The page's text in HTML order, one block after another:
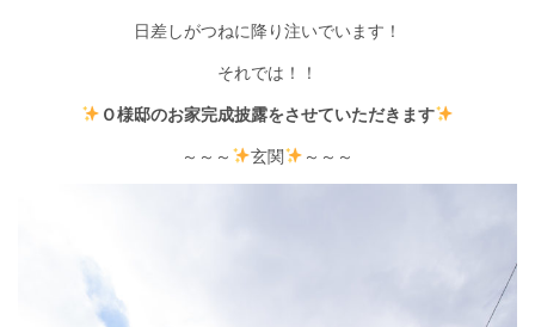
日差しがつねに降り注いでいます！
それでは！！
Ｏ様邸のお家完成披露をさせていただきます
～～～ 玄関 ～～～